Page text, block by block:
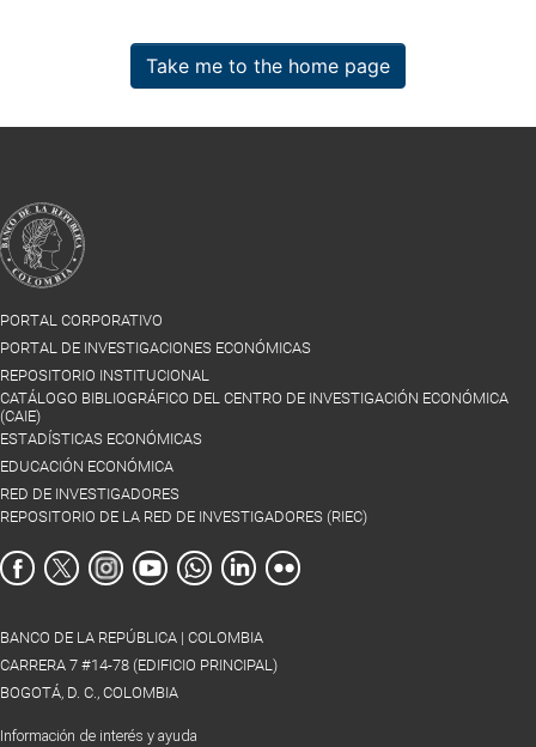
Take me to the home page
PORTAL CORPORATIVO
PORTAL DE INVESTIGACIONES ECONÓMICAS
REPOSITORIO INSTITUCIONAL
CATÁLOGO BIBLIOGRÁFICO DEL CENTRO DE INVESTIGACIÓN ECONÓMICA
(CAIE)
ESTADÍSTICAS ECONÓMICAS
EDUCACIÓN ECONÓMICA
RED DE INVESTIGADORES
REPOSITORIO DE LA RED DE INVESTIGADORES (RIEC)
BANCO DE LA REPÚBLICA | COLOMBIA
CARRERA 7 #14-78 (EDIFICIO PRINCIPAL)
BOGOTÁ, D. C., COLOMBIA
Información de interés y ayuda